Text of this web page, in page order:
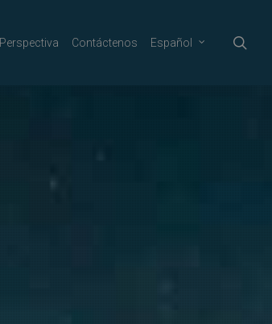
Perspectiva Contáctenos Español